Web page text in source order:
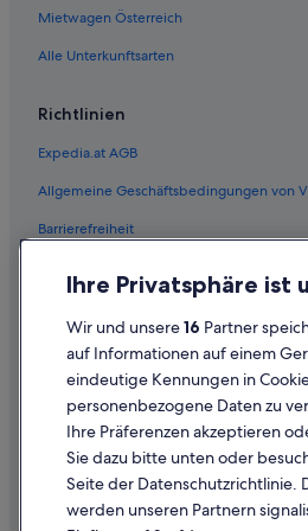
Flüge von Elat (ETH) nach Wien (VIE)
Flüge von Frankfurt (FRA) nach Wien
Flüge von Gloucester (GLO) nach Wien
Flüge von Patras (GPA) nach Wien
Flüge von Groningen (GRQ) nach
Flüge von Genf (GVA) nach Wien (VIE)
Flüge von Hannover (HAJ) nach Wien
Flüge von Hamburg (HAM) nach
Flüge von Alexandria (HBE) nach
Flüge von Heringsdorf (HDF) nach
Flüge von Johannesburg (HLA) nach
Flüge von Sohag (HMB) nach Wien
Mietwagen Österreich
Alle Unterkunftsarten
Richtlinien
Expedia.at AGB
Allgemeine Geschäftsbedingungen von
Barrierefreiheit
Rechtliche Hinweise/Kontakt
Inhaltsrichtlinien und Melden von Inhalten
Hilfe
Hilfe
Ihre Privatsphäre ist
Wir und unsere16 Partner
auf Informationen auf einem
eindeutige Kennungen in
personenbezogene Daten zu
Ihre Präferenzen akzeptieren
Sie dazu bitte unten oder
Seite der Datenschutzrichtlinie.
werden unseren Partnern